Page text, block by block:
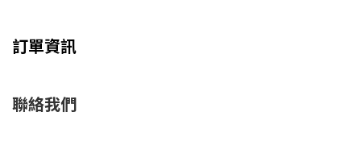
訂單資訊
聯絡我們